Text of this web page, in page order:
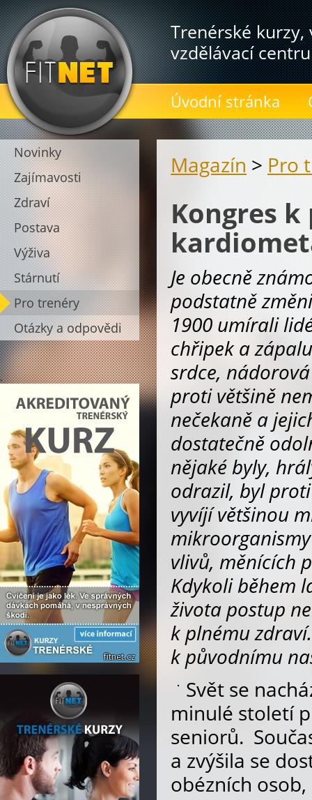
Trenérské
vzdělávací
Úvodní stránka
Novinky
Zajímavosti
Zdraví
Postava
Výživa
Stárnutí
Pro trenéry
Otázky a odpovědi
.
Magazín > Pro
Kongres
Je obecně
podstatně
1900 umírali
chřipek a
srdce,
proti většině
nečekaně a
dostatečně
nějaké byly,
odrazil, byl
vyvíjí většinou
vlivů, měnících
Kdykoli během
života postup
k plnému
k původnímu
Svět se
minulé století
seniorů.
a zvýšila se
obézních